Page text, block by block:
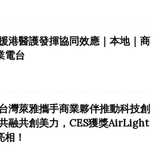
港醫護發揮協同效應｜本地｜商
電台
灣萊雅攜手商業夥伴推動科技創
融共創美力，CES獲獎AirLight
！